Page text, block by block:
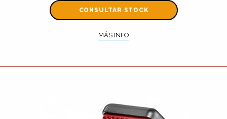
CONSULTAR STOCK
MÁS INFO